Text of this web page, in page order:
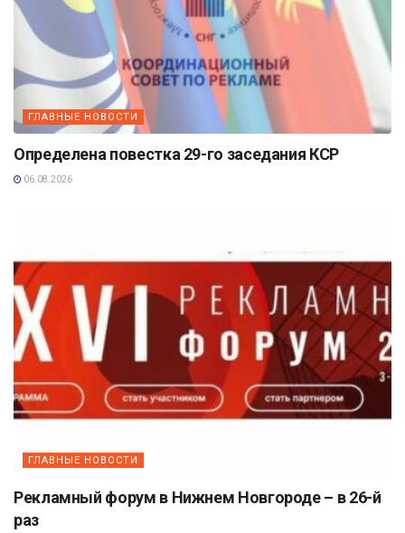
ГЛАВНЫЕ НОВОСТИ
Определена повестка 29-го заседания КСР
06.08.2026
ГЛАВНЫЕ НОВОСТИ
Рекламный форум в Нижнем Новгороде – в 26-й
раз